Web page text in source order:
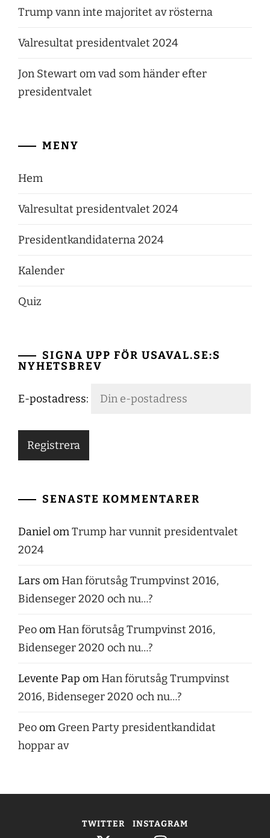
Trump vann inte majoritet av rösterna
Valresultat presidentvalet 2024
Jon Stewart om vad som händer efter
presidentvalet
MENY
Hem
Valresultat presidentvalet 2024
Presidentkandidaterna 2024
Kalender
Quiz
SIGNA UPP FÖR USAVAL.SE:S
NYHETSBREV
E-postadress:
SENASTE KOMMENTARER
DanielomTrump har vunnit presidentvalet
2024
Lars om Han förutsåg Trumpvinst 2016,
Bidenseger 2020 och nu…?
Peoom Han förutsåg Trumpvinst 2016,
Bidenseger 2020 och nu…?
Levente Pap om Han förutsåg Trumpvinst
2016, Bidenseger 2020 och nu…?
Peoom Green Party presidentkandidat
hoppar av
TWITTER INSTAGRAM